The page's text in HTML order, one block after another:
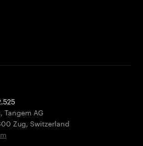
Tangem AG
Zug, Switzerland